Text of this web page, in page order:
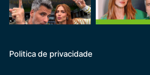
Politica de privacidade